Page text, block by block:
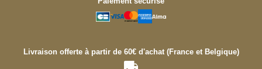
Livraison offerte à partir de 60€ d'achat (France et Belgique)